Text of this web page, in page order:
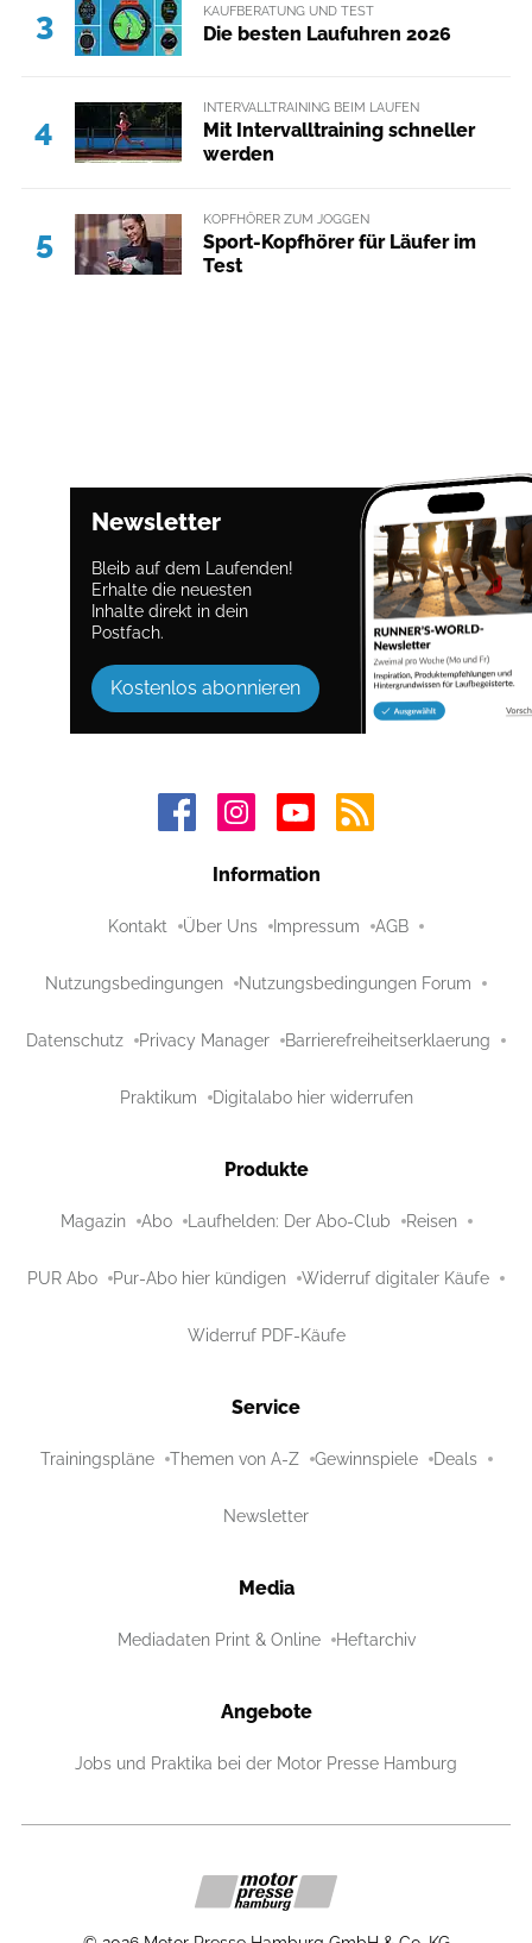
3 KAUFBERATUNG UND TEST
Die besten Laufuhren 2026
4
INTERVALLTRAINING BEIM LAUFEN
Mit Intervalltraining schneller
werden
5
KOPFHÖRER ZUM JOGGEN
Sport-Kopfhörer für Läufer im
Test
Newsletter
Bleib auf dem Laufenden!
Erhalte die neuesten
Inhalte direkt in dein
Postfach.
Kostenlos abonnieren
Information
Kontakt Über Uns Impressum AGB
Nutzungsbedingungen Nutzungsbedingungen Forum
Datenschutz Privacy Manager Barrierefreiheitserklaerung
Praktikum Digitalabo hier widerrufen
Produkte
Magazin Abo Laufhelden: Der Abo-Club Reisen
PUR Abo Pur-Abo hier kündigen Widerruf digitaler Käufe
Widerruf PDF-Käufe
Service
Trainingspläne Themen von A-Z Gewinnspiele Deals
Newsletter
Media
Mediadaten Print & Online Heftarchiv
Angebote
Jobs und Praktika bei der Motor Presse Hamburg